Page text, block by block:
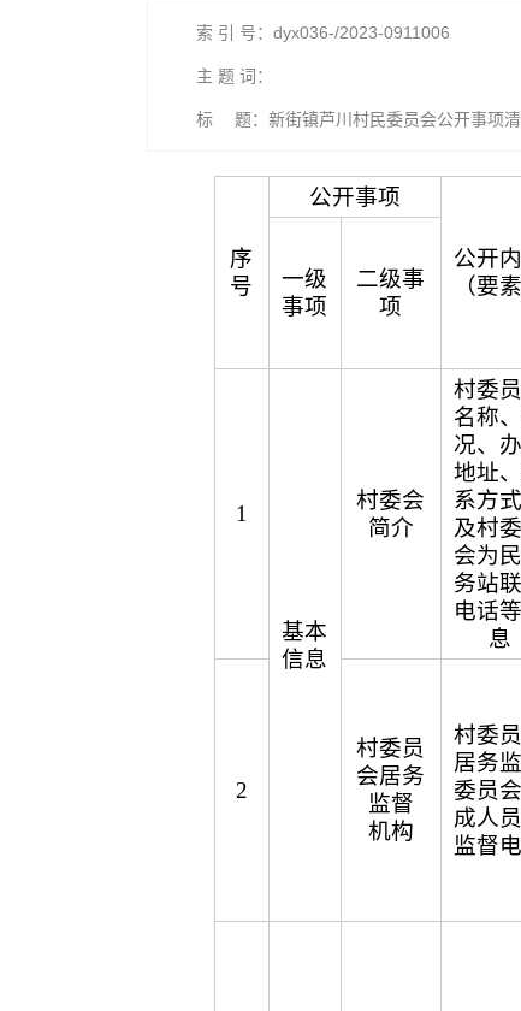
索 引 号：dyx036-/2023-0911006
主 题 词：
标 题：新街镇芦川村民委员会公开事项
序
号
公开事项
公开
（要素
一级
事项
二级事
项
1
基本
信息
村委会
简介
村委
名称
况、
地址
系方
及村
会为
务站
电话
息
2
村委员
会居务
监督
机构
村委
居务
委员
成人
监督